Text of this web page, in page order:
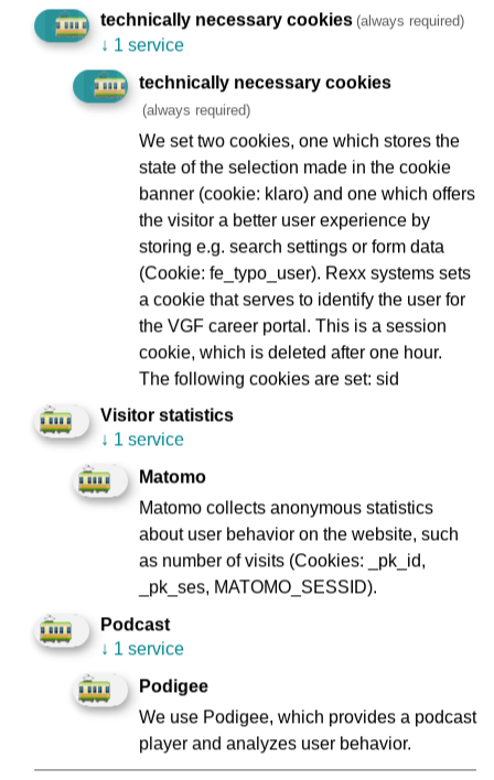
schon beim „S“-Wagen hat die VGF auf anfällige elektrisch
ausfahrbare Rampen verzichtet.
Die Straßenbahnen verfügen des Weiteren über ein neues
Fahrgastinformationssystem mit zweiteiligen Monitoren.
Außerdem sind 16 USB-Ladestationen im Inneren
angebracht, beim „T 40“ sind es 18. Die Bahnen bieten
darüber hinaus standardmäßig eine Reihe von Optionen:
Sie sind sowohl für die Einrichtung von W-LAN vorbereitet,
als auch für batterieelektrischen Betrieb nachrüstbar,
sollten beim weiteren Ausbau des Frankfurter
Straßenbahnnetzes auch fahrdrahtlose Abschnitte zu
Neuer Arbeitsplatz für 885 Fahrer:innen
Auch die Fahrer:innen der VGF dürfen sich auf ein neues
Fahrzeug mit einem neuen Arbeitsplatz freuen. Die
Sitzposition ist in der Kabine zentral angeordnet und bietet
durch die große Frontscheibe eine gute Rundumsicht. Bei
den Sitzen hat die VGF auf das bewährte und schon in
anderen Frankfurter Fahrzeugen genutzte Modell
zurückgegriffen. Neu sind die Kameras, die die
Außenspiegel ersetzen. Mit ihrer Hilfe lässt sich das
Fahrzeug von der Kabine aus z.B. beim Fahrgastwechsel
an Haltestellen auf ganzer Länge auf zwei Monitoren
überblicken.
Vor sich haben die Fahrer:innen ein Display für
Statusanzeigen und Fehlermeldungen. Befehle können die
Fahrer per Touchscreen eingeben. Hier zeigt sich die
technically necessary cookies (always required)
↓ 1 service
technically necessary cookies
(always required)
We set two cookies, one which stores the
state of the selection made in the cookie
banner (cookie: klaro) and one which offers
the visitor a better user experience by
storing e.g. search settings or form data
(Cookie: fe_typo_user). Rexx systems sets
a cookie that serves to identify the user for
the VGF career portal. This is a session
cookie, which is deleted after one hour.
The following cookies are set: sid
Visitor statistics
↓ 1 service
Matomo
Matomo collects anonymous statistics
about user behavior on the website, such
as number of visits (Cookies: _pk_id,
_pk_ses, MATOMO_SESSID).
Podcast
↓ 1 service
Podigee
We use Podigee, which provides a podcast
player and analyzes user behavior.